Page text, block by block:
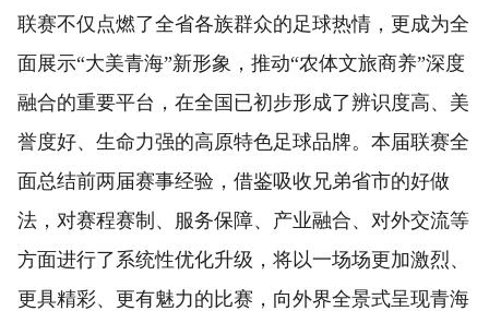
联赛不仅点燃了全省各族群众的足球热情，更成为全
面展示“大美青海”新形象，推动“农体文旅商养”深度
融合的重要平台，在全国已初步形成了辨识度高、美
誉度好、生命力强的高原特色足球品牌。本届联赛全
面总结前两届赛事经验，借鉴吸收兄弟省市的好做
法，对赛程赛制、服务保障、产业融合、对外交流等
方面进行了系统性优化升级，将以一场场更加激烈、
更具精彩、更有魅力的比赛，向外界全景式呈现青海